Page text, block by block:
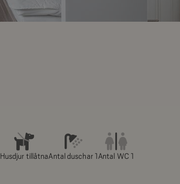
Husdjur tillåtnaAntal duschar 1Antal WC 1